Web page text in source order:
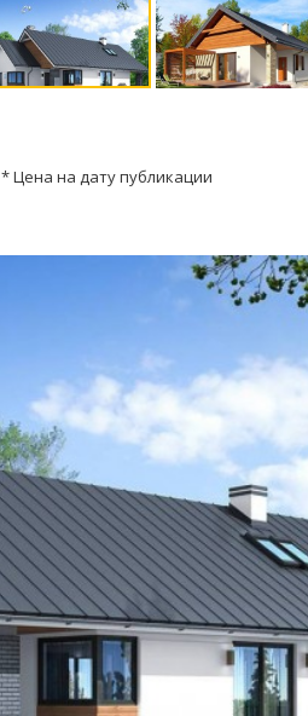
* Цена на дату публикации